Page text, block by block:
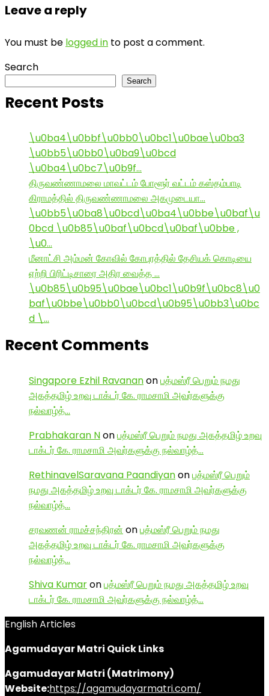
Leave a reply
You must be logged in to post a comment.
Search
Search
Recent Posts
\u0ba4\u0bbf\u0bb0\u0bc1\u0bae\u0ba3
\u0bb5\u0bb0\u0ba9\u0bcd
\u0ba4\u0bc7\u0b9f…
திருவண்ணாமலை மாவட்டம் போளூர் வட்டம் கஸ்தம்பாடி
கிராமத்தில் திருவண்ணாமலை அகமுடையா…
\u0bb5\u0ba8\u0bcd\u0ba4\u0bbe\u0baf\u
0bcd \u0b85\u0baf\u0bcd\u0baf\u0bbe ,
\u0…
மீனாட்சி அம்மன் கோவில் கோபுரத்தில் தேசியக் கொடியை
ஏற்றி பிரிட்டிசாரை அதிர வைத்த …
\u0b85\u0b95\u0bae\u0bc1\u0b9f\u0bc8\u0
baf\u0bbe\u0bb0\u0bcd\u0b95\u0bb3\u0bc
d \…
Recent Comments
Singapore Ezhil Ravananonபத்மஸ்ரீ பெறும் நமது
அகத்தமிழ் உறவு டாக்டர் கே. ராமசாமி அவர்களுக்கு
நல்வாழ்த்…
Prabhakaran Nonபத்மஸ்ரீ பெறும் நமது அகத்தமிழ் உறவு
டாக்டர் கே. ராமசாமி அவர்களுக்கு நல்வாழ்த்…
RethinavelSaravana Paandiyanonபத்மஸ்ரீ பெறும்
நமது அகத்தமிழ் உறவு டாக்டர் கே. ராமசாமி அவர்களுக்கு
நல்வாழ்த்…
சரவணன் ராமச்சந்திரன் onபத்மஸ்ரீ பெறும் நமது
அகத்தமிழ் உறவு டாக்டர் கே. ராமசாமி அவர்களுக்கு
நல்வாழ்த்…
Shiva Kumaronபத்மஸ்ரீ பெறும் நமது அகத்தமிழ் உறவு
டாக்டர் கே. ராமசாமி அவர்களுக்கு நல்வாழ்த்…
English Articles
Agamudayar Matri Quick Links
Agamudayar Matri (Matrimony)
Website:https://agamudayarmatri.com/